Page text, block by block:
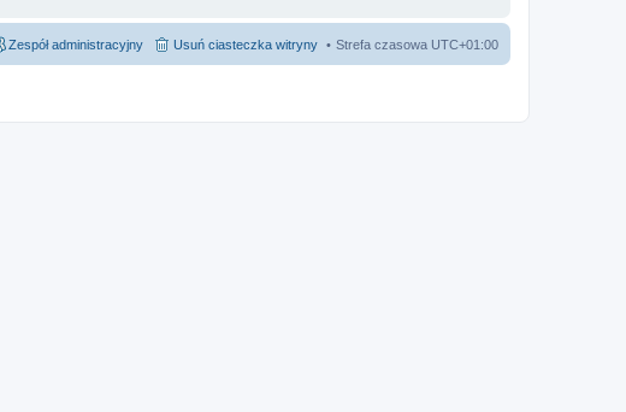
Strefa czasowa UTC+01:00
Usuń ciasteczka witryny
Zespół administracyjny